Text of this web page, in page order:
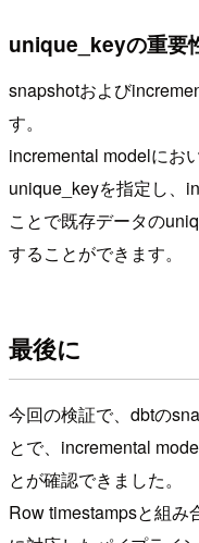
unique_keyの重要
snapshotおよび
す。
incremental modelにお
unique_keyを指定し、
ことで既存データの
することができます。
最後に
今回の検証で、dbtの
とで、incremental
とが確認できました。
Row timestampsと組み